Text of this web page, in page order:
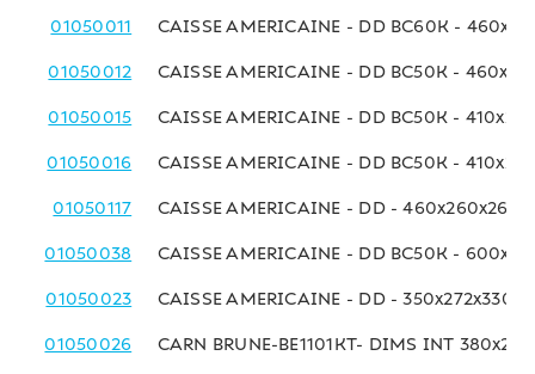
01050011 CAISSE AMERICAINE - DD BC60K -
01050012 CAISSE AMERICAINE - DD BC50K -
01050015 CAISSE AMERICAINE - DD BC50K -
01050016 CAISSE AMERICAINE - DD BC50K -
01050117 CAISSE AMERICAINE - DD - 460x260x260
01050038 CAISSE AMERICAINE - DD BC50K -
01050023 CAISSE AMERICAINE - DD - 350x272x330
01050026 CARN BRUNE-BE1101KT- DIMS INT